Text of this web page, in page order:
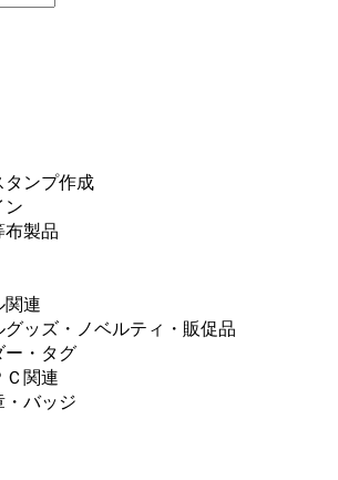
タンプ作成
ン
布製品
関連
グッズ・ノベルティ・販促品
ー・タグ
Ｃ関連
・バッジ